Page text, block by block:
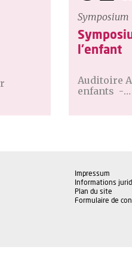
Symposium
l'enfant
Auditoire
enfants -…
Impressum
Informations
Plan du site
Formulaire de